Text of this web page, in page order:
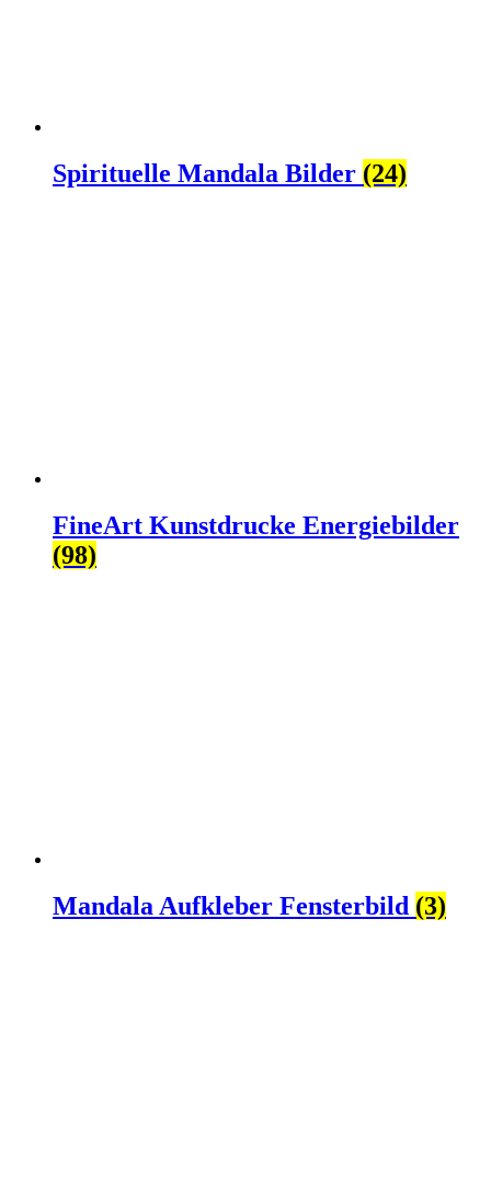
Spirituelle Mandala Bilder (24)
FineArt Kunstdrucke Energiebilder
(98)
Mandala Aufkleber Fensterbild (3)